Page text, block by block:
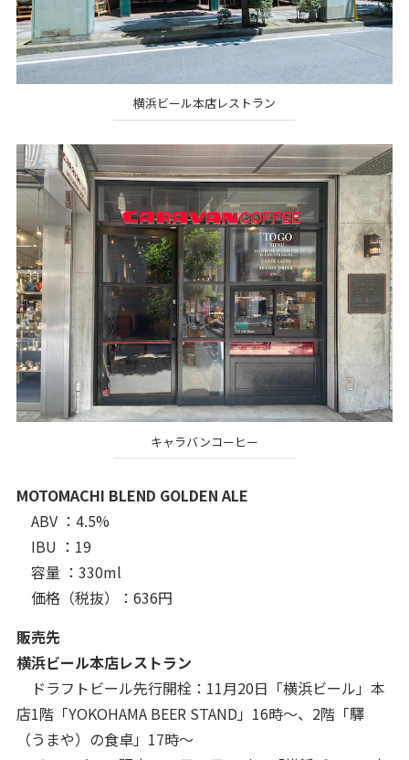
横浜ビール本店レストラン
キャラバンコーヒー
MOTOMACHI BLEND GOLDEN ALE
ABV ：4.5%
IBU ：19
容量 ：330ml
価格（税抜）：636円
販売先
横浜ビール本店レストラン
ドラフトビール先行開栓：11月20日「横浜ビール」本
店1階「YOKOHAMA BEER STAND」16時〜、2階「驛
（うまや）の食卓」17時〜